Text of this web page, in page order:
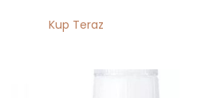
Kup Teraz